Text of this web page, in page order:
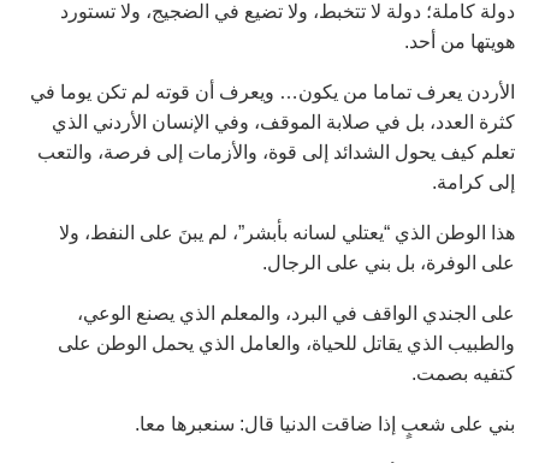
دولة كاملة؛ دولة لا تتخبط، ولا تضيع في الضجيج، ولا تستورد
هويتها من أحد.
الأردن يعرف تماما من يكون… ويعرف أن قوته لم تكن يوما في
كثرة العدد، بل في صلابة الموقف، وفي الإنسان الأردني الذي
تعلم كيف يحول الشدائد إلى قوة، والأزمات إلى فرصة، والتعب
إلى كرامة.
هذا الوطن الذي “يعتلي لسانه بأبشر”، لم يبنَ على النفط، ولا
على الوفرة، بل بني على الرجال.
على الجندي الواقف في البرد، والمعلم الذي يصنع الوعي،
والطبيب الذي يقاتل للحياة، والعامل الذي يحمل الوطن على
كتفيه بصمت.
بني على شعبٍ إذا ضاقت الدنيا قال: سنعبرها معا.